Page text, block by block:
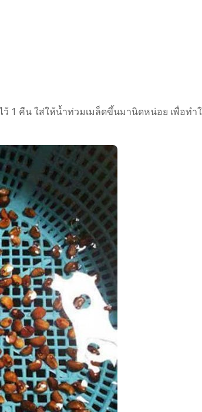
1 คืน ใส่ให้น้ำท่วมเมล็ดขึ้นมานิดหน่อย เพื่อทำ